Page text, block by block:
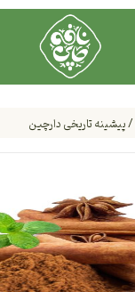
/ پیشینه تاریخی دارچین